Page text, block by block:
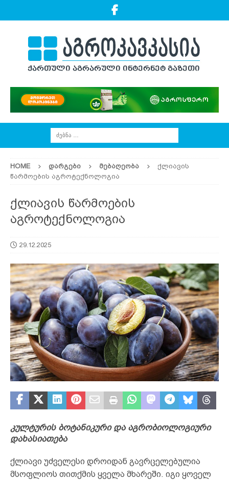
HOME ᲓᲐᲠᲒᲔᲑᲘ ᲛᲔᲑᲐᲦᲔᲝᲑᲐ
ქლიავის
წარმოების აგროტექნოლოგია
ქლიავის წარმოების
აგროტექნოლოგია
29.12.2025
კულტურის ბოტანიკური და აგრობიოლოგიური
დახასიათება
ქლიავი უძველესი დროიდან გავრცელებულია
მსოფლიოს თითქმის ყველა მხარეში. იგი ყოველ